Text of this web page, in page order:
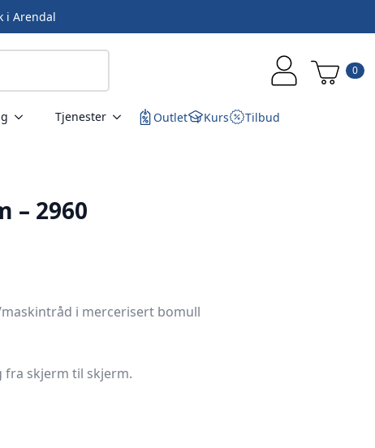
i Arendal
0
Tjenester Outlet Kurs Tilbud
– 2960
i mercerisert bomull
fra skjerm til skjerm.